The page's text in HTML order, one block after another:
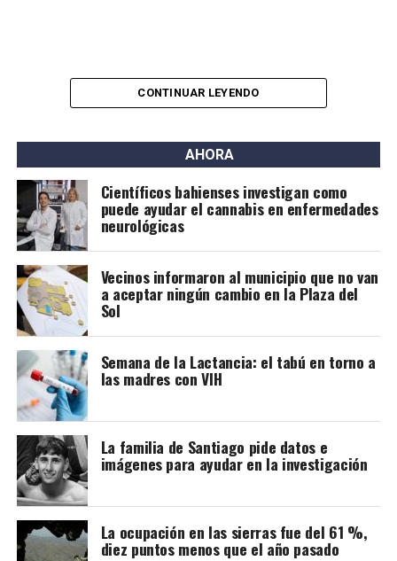
CONTINUAR LEYENDO
AHORA
Científicos bahienses investigan como
puede ayudar el cannabis en enfermedades
neurológicas
Vecinos informaron al municipio que no van
a aceptar ningún cambio en la Plaza del
Sol
Semana de la Lactancia: el tabú en torno a
las madres con VIH
La familia de Santiago pide datos e
imágenes para ayudar en la investigación
La ocupación en las sierras fue del 61 %,
diez puntos menos que el año pasado